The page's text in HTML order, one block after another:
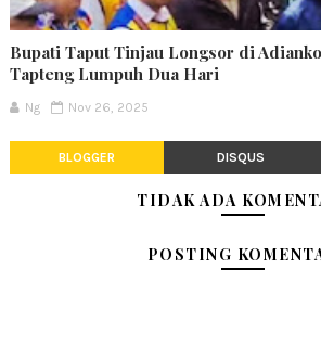
Bupati Taput Tinjau Longsor di
Tapteng Lumpuh Dua Hari
Ng Nov 26, 2025
BLOGGER DISQUS
TIDAK ADA
POSTING